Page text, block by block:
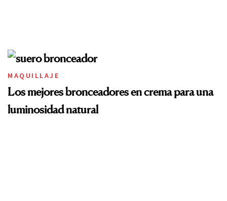
MAQUILLAJE
Los mejores bronceadores en crema para una
luminosidad natural